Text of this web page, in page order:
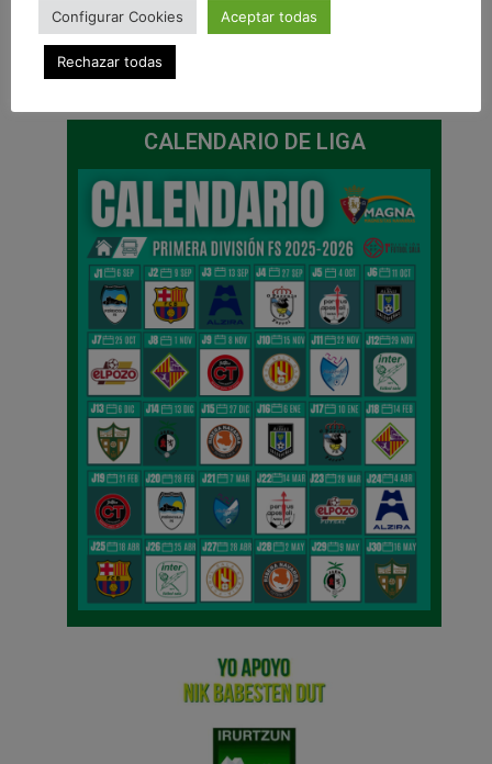
ANTERIOR
CALENDARIO DE LIGA
Configurar Cookies Aceptar todas
Rechazar todas